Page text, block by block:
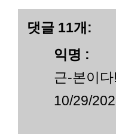
댓글 11개:
익명 :
근-본이다
10/29/